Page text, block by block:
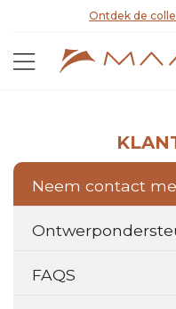
Ontdek de
Neem contact
FAQS